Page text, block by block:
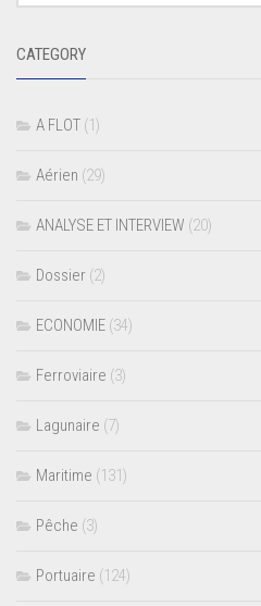
CATEGORY
A FLOT (1)
Aérien (29)
ANALYSE ET INTERVIEW (20)
Dossier (2)
ECONOMIE (34)
Ferroviaire (3)
Lagunaire (7)
Maritime (131)
Pêche (3)
Portuaire (124)